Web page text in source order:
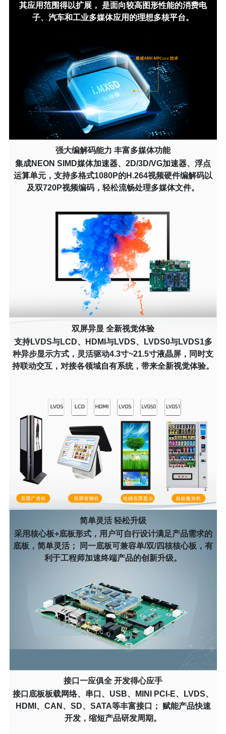
其应用范围得以扩展， 是面向较高图形性能的消费电
子、汽车和工业多媒体应用的理想多核平台。
强大编解码能力 丰富多媒体功能
集成NEON SIMD媒体加速器、2D/3D/VG加速器、浮点
运算单元，支持多格式1080P的H.264视频硬件编解码以
及双720P视频编码，轻松流畅处理多媒体文件。
双屏异显 全新视觉体验
支持LVDS与LCD、HDMI与LVDS、LVDS0与LVDS1多
种异步显示方式，灵活驱动4.3寸~21.5寸液晶屏，同时支
持联动交互，对接各领域自有系统，带来全新视觉体验。
简单灵活 轻松升级
采用核心板+底板形式，用户可自行设计满足产品需求的
底板，简单灵活； 同一底板可兼容单/双/四核核心板，有
利于工程师加速终端产品的创新升级。
接口一应俱全 开发得心应手
接口底板板载网络、串口、USB、MINI PCI-E、LVDS、
HDMI、CAN、SD、SATA等丰富接口； 赋能产品快速
开发，缩短产品研发周期。